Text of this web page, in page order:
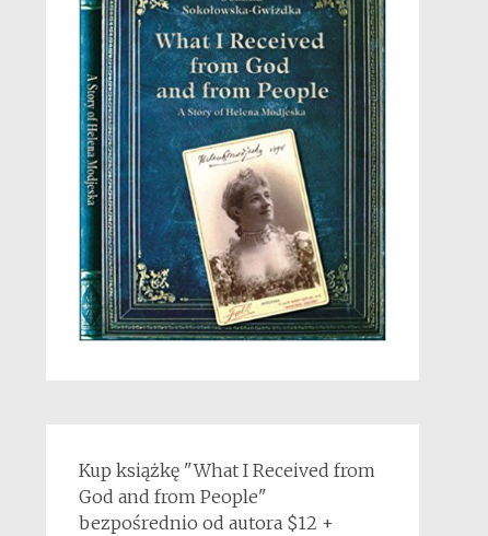
Kup książkę "What I Received from
God and from People"
bezpośrednio od autora $12 +